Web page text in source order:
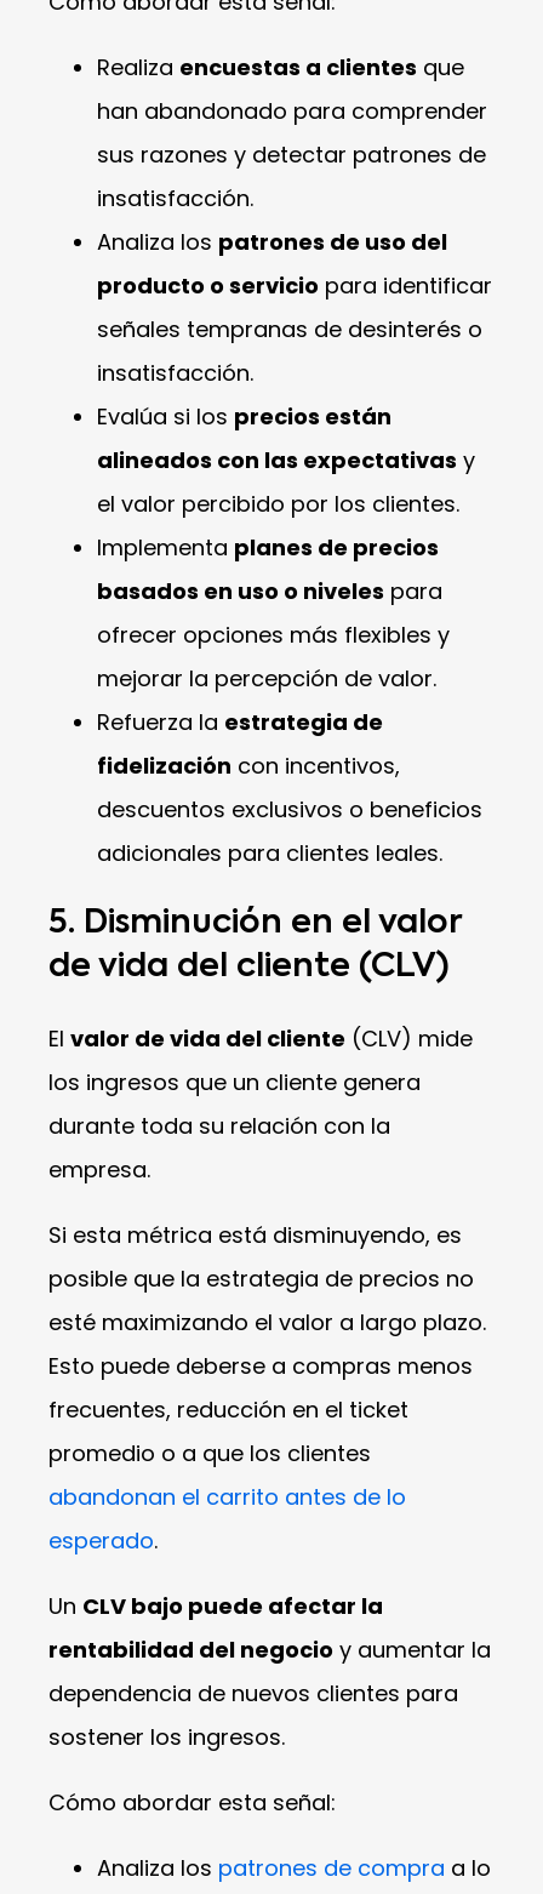
Realiza encuestas a clientes que
han abandonado para comprender
sus razones y detectar patrones de
insatisfacción.
Analiza los patrones de uso del
producto o servicio para identificar
señales tempranas de desinterés o
insatisfacción.
Evalúa si los precios están
alineados con las expectativas y
el valor percibido por los clientes.
Implementa planes de precios
basados en uso o niveles para
ofrecer opciones más flexibles y
mejorar la percepción de valor.
Refuerza la estrategia de
fidelización con incentivos,
descuentos exclusivos o beneficios
adicionales para clientes leales.
5. Disminución en el valor
de vida del cliente (CLV)
El valor de vida del cliente (CLV) mide
los ingresos que un cliente genera
durante toda su relación con la
empresa.
Si esta métrica está disminuyendo, es
posible que la estrategia de precios no
esté maximizando el valor a largo plazo.
Esto puede deberse a compras menos
frecuentes, reducción en el ticket
promedio o a que los clientes
abandonan el carrito antes de lo
esperado.
Un CLV bajo puede afectar la
rentabilidad del negocio y aumentar la
dependencia de nuevos clientes para
sostener los ingresos.
Cómo abordar esta señal:
Analiza los patrones de compra a lo